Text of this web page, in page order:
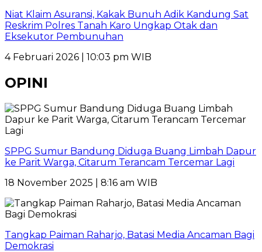
Niat Klaim Asuransi, Kakak Bunuh Adik Kandung Sat
Reskrim Polres Tanah Karo Ungkap Otak dan
Eksekutor Pembunuhan
4 Februari 2026 | 10:03 pm WIB
OPINI
SPPG Sumur Bandung Diduga Buang Limbah Dapur
ke Parit Warga, Citarum Terancam Tercemar Lagi
18 November 2025 | 8:16 am WIB
Tangkap Paiman Raharjo, Batasi Media Ancaman Bagi
Demokrasi